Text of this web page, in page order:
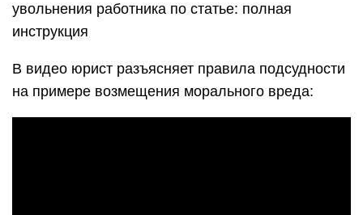
увольнения работника по статье: полная
инструкция
В видео юрист разъясняет правила подсудности
на примере возмещения морального вреда: